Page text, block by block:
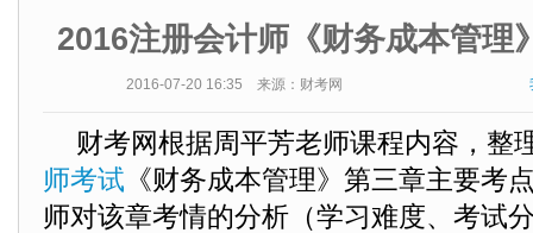
2016注册会计师《财务成本管理
2016-07-20 16:35 来源：财考网
财考网根据周平芳老师课程内容，整
师考试 《财务成本管理》第三章主要考
师对该章考情的分析（学习难度、考试